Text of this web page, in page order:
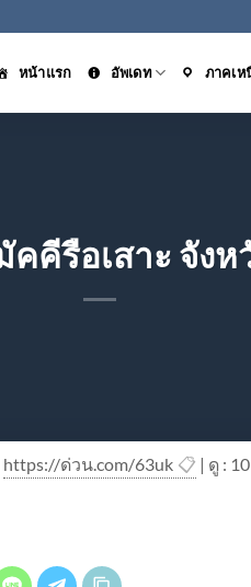
หน้าแรก อัพเดท ภาคเห
คีรือเสาะ จังห
https://ด่วน.com/63uk 📋 | ดู : 10